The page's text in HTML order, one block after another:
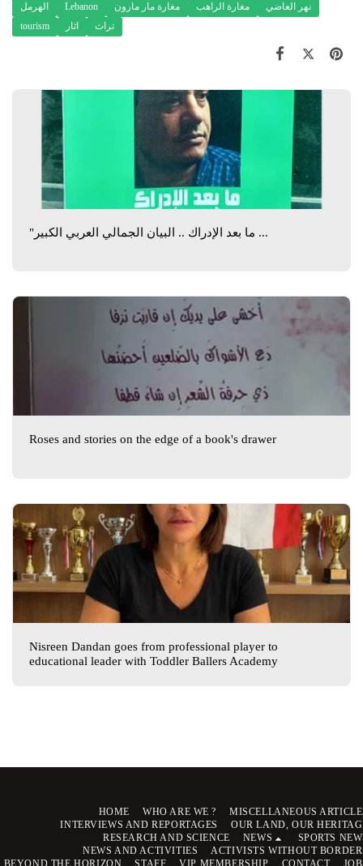
الهرمل Lebanon مغارة مار مارون مغارة الراهب
نهر العاضي
tourism
اثار تراث
"ما بعد الإدراك .. البيان الجمالي العربي الكبير ...
Roses and stories on the edge of a book's drawer
Nisreen Dandan goes from professional player to
educational leader with Toddler Ballers Academy
HOME WHO ARE WE ?
MISCELLANEOUS
INTERVIEWS AND REPORTAGES
OUR LAND, OUR
RESEARCH AND SCIENCE
NEWS
SPORTS
NEWS AND ACTIVITIES
ACTIVISTS WITHOUT